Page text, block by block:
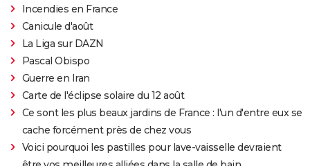
Incendies en France
Canicule d'août
La Liga sur DAZN
Pascal Obispo
Guerre en Iran
Carte de l'éclipse solaire du 12 août
Ce sont les plus beaux jardins de France : l'un d'entre eux se
cache forcément près de chez vous
Voici pourquoi les pastilles pour lave-vaisselle devraient